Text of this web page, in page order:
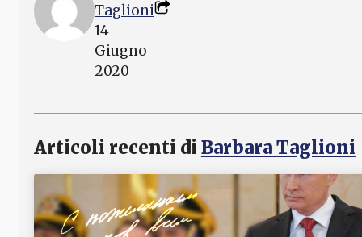
Taglioni
14
Giugno
2020
Articoli recenti di Barbara Taglioni